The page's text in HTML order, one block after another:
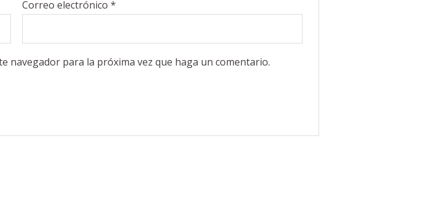
Correo electrónico*
navegador para la próxima vez que haga un comentario.